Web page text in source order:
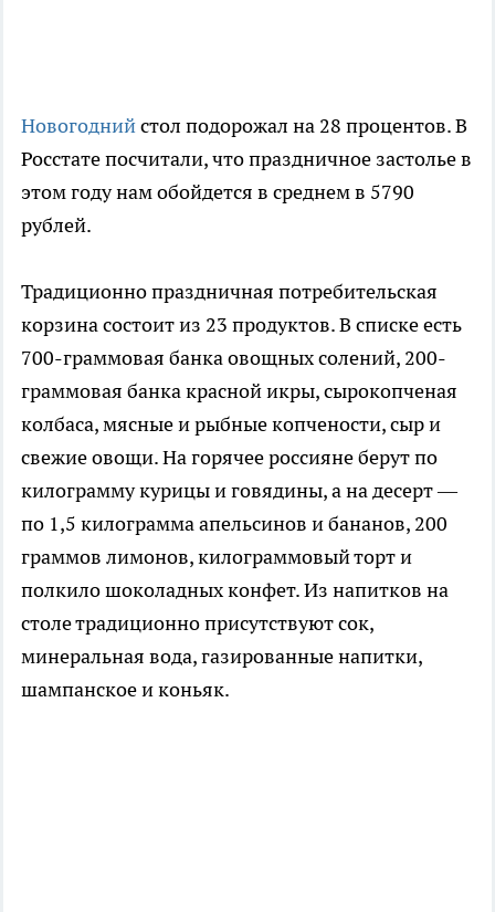
Новогоднийстол подорожал на 28 процентов. В
Росстате посчитали, что праздничное застолье в
этом году нам обойдется в среднем в 5790
рублей.
Традиционно праздничная потребительская
корзина состоит из 23 продуктов. В списке есть
700-граммовая банка овощных солений, 200-
граммовая банка красной икры, сырокопченая
колбаса, мясные и рыбные копчености, сыр и
свежие овощи. На горячее россияне берут по
килограмму курицы и говядины, а на десерт —
по 1,5 килограмма апельсинов и бананов, 200
граммов лимонов, килограммовый торт и
полкило шоколадных конфет. Из напитков на
столе традиционно присутствуют сок,
минеральная вода, газированные напитки,
шампанское и коньяк.